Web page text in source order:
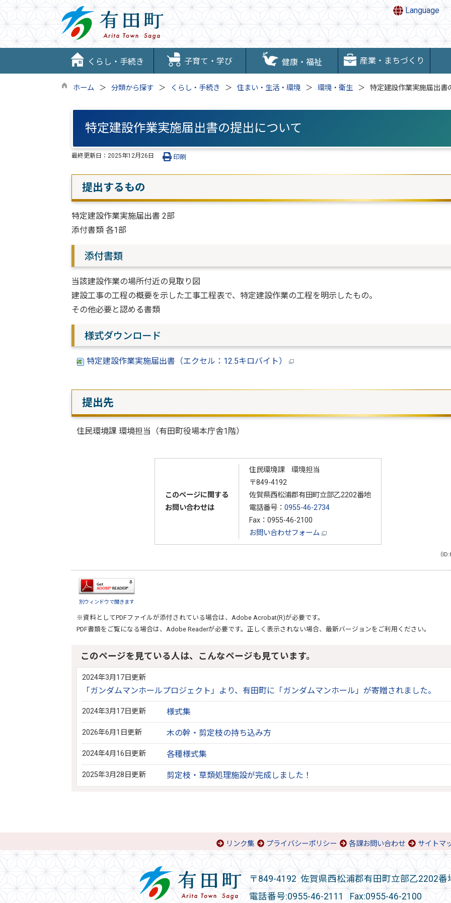
Language
くらし・手続き 子育て・学び 健康・福祉 産業・まちづくり
ホーム 分類から探す くらし・手続き 住まい・生活・環境 環境・衛生 特定建設作業実施届出書
特定建設作業実施届出書の提出について
最終更新日： 2025年12月26日 印刷
提出するもの
特定建設作業実施届出書 2部
添付書類 各1部
添付書類
当該建設作業の場所付近の見取り図
建設工事の工程の概要を示した工事工程表で、特定建設作業の工程を明示したもの。
その他必要と認める書類
様式ダウンロード
特定建設作業実施届出書（エクセル：12.5キロバイト）
提出先
住民環境課 環境担当（有田町役場本庁舎1階）
このページに関する
お問い合わせは
住民環境課 環境担当
〒849-4192
佐賀県西松浦郡有田町立部乙2202番地
電話番号： 0955-46-2734
Fax：0955-46-2100
お問い合わせフォーム
（
別ウィンドウで開きます
※資料としてPDFファイルが添付されている場合は、 Adobe Acrobat(R)が必要です。
PDF書類をご覧になる場合は、 Adobe Readerが必要です。正しく表示されない場合、最新バージョンをご利用ください。
このページを見ている人は、こんなページも見ています。
2024年3月17日更新
「ガンダムマンホールプロジェクト」より、有田町に「ガンダムマンホール」が寄贈されました。
2024年3月17日更新 様式集
2026年6月1日更新 木の幹・剪定枝の持ち込み方
2024年4月16日更新 各種様式集
2025年3月28日更新 剪定枝・草類処理施設が完成しました！
リンク集 プライバシーポリシー 各課お問い合わせ サイトマ
〒849-4192 佐賀県西松浦郡有田町立部乙2202番
電話番号:0955-46-2111 Fax:0955-46-2100